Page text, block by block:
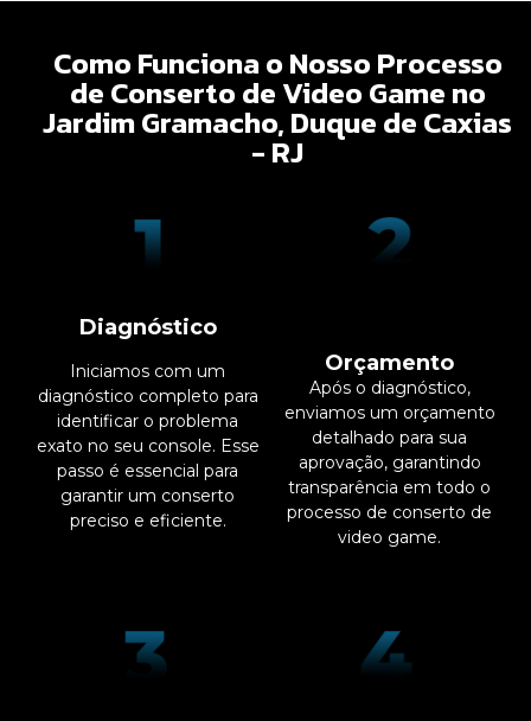
Como Funciona o Nosso Processo
de Conserto de Video Game no
Jardim Gramacho, Duque de Caxias
- RJ
Diagnóstico
Iniciamos com um
diagnóstico completo para
identificar o problema
exato no seu console. Esse
passo é essencial para
garantir um conserto
preciso e eficiente.
Orçamento
Após o diagnóstico,
enviamos um orçamento
detalhado para sua
aprovação, garantindo
transparência em todo o
processo de conserto de
video game.